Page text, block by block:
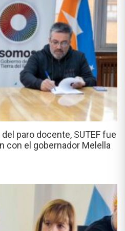
paro docente, SUTEF fue
con el gobernador Melella